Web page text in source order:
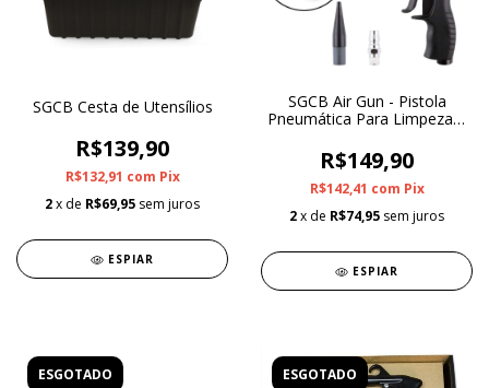
SGCB Cesta de Utensílios
R$139,90
R$132,91 com Pix
2x de R$69,95 sem juros
ESPIAR
SGCB Air Gun - Pistola
Pneumática Para Limpeza e
R$149,90
R$142,41 com Pix
2x de R$74,95 sem juros
ESPIAR
ESGOTADO ESGOTADO